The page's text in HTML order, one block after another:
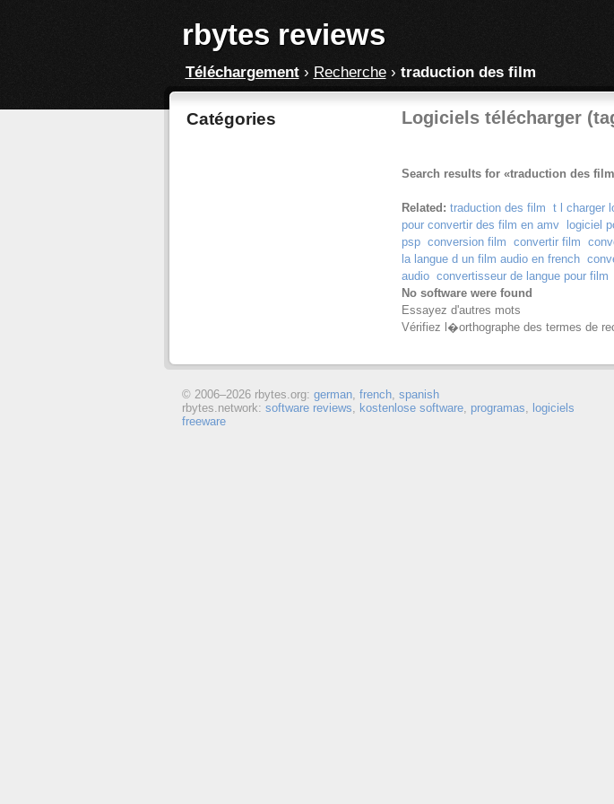
rbytes reviews
Téléchargement› Recherche› traduction des film
Catégories Logiciels télécharger
Search results for «traduction des
Related: traduction des film t l charger
pour convertir des film en amv
logiciel
psp conversion film convertir film
la langue d un film audio en french
audio convertisseur de langue pour film
No software were found
Essayez d'autres mots
Vérifiez l�orthographe des termes de
© 2006–2026 rbytes.org: german, french, spanish
rbytes.network: software reviews, kostenlose software, programas, logiciels
freeware